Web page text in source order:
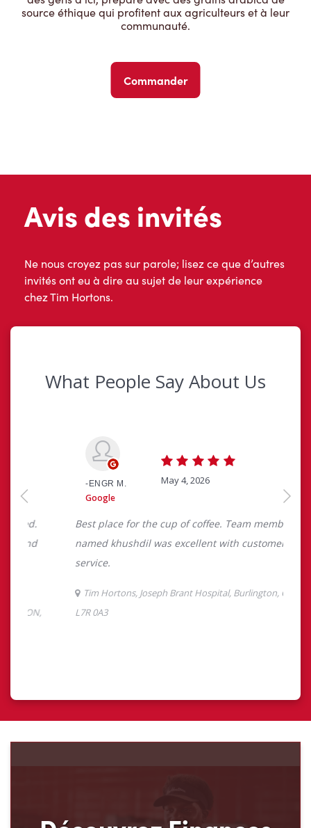
source éthique qui profitent aux agriculteurs et à leur
communauté.
Commander
Avis des invités
Ne nous croyez pas sur parole; lisez ce que d’autres
invités ont eu à dire au sujet de leur expérience
chez Tim Hortons.